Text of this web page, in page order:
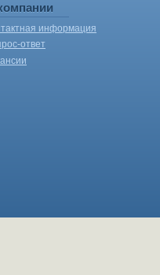
информация
ответ